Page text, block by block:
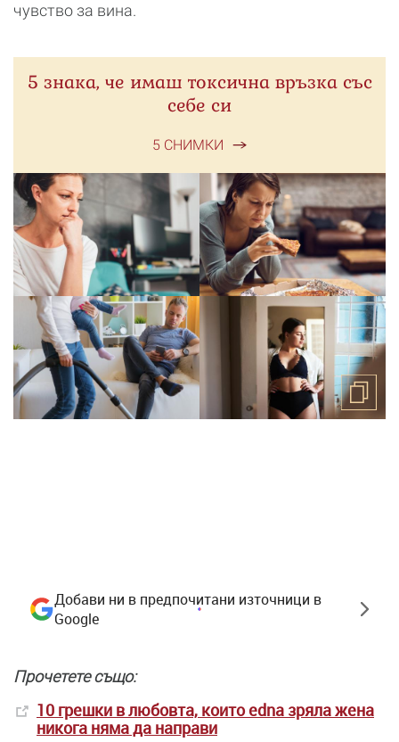
чувство за вина.
5 знака, че имаш токсична връзка със
себе си
5 СНИМКИ
Добави ни в предпочитани източници в
Google
Прочетете също:
10 грешки в любовта, които edna зряла жена
никога няма да направи